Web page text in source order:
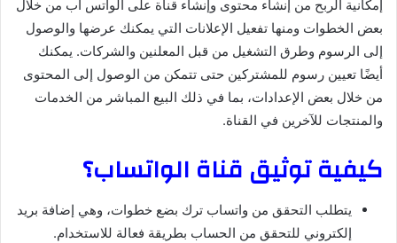
إمكانية الربح من إنشاء محتوى وإنشاء قناة على الواتس اب من خلال
بعض الخطوات ومنها تفعيل الإعلانات التي يمكنك عرضها والوصول
إلى الرسوم وطرق التشغيل من قبل المعلنين والشركات. يمكنك
أيضًا تعيين رسوم للمشتركين حتى تتمكن من الوصول إلى المحتوى
من خلال بعض الإعدادات، بما في ذلك البيع المباشر من الخدمات
والمنتجات للآخرين في القناة.
كيفية توثيق قناة الواتساب؟
يتطلب التحقق من واتساب ترك بضع خطوات، وهي إضافة بريد
إلكتروني للتحقق من الحساب بطريقة فعالة للاستخدام.